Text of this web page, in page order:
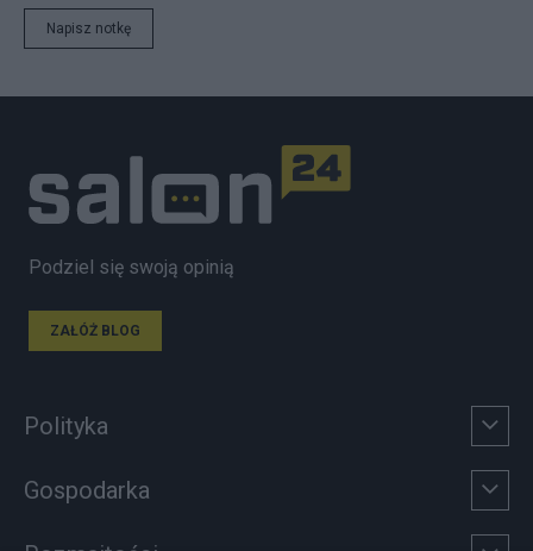
Napisz notkę
Podziel się swoją opinią
ZAŁÓŻ BLOG
Polityka
Gospodarka